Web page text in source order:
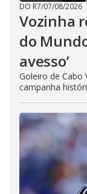
DO R7/07/08/2026
Vozinha
do
avesso’
Goleiro de Cabo
campanha